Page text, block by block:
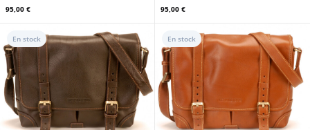
95,00 € 95,00 €
En stock En stock